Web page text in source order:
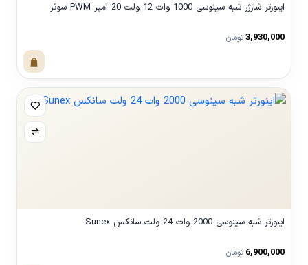
اینورتر شارژر شبه سینوسی 1000 وات 12 ولت 20 آمپر PWM سوئر
3,930,000تومان
اینورتر شبه سینوسی 2000 وات 24 ولت سانکس Sunex
6,900,000 تومان